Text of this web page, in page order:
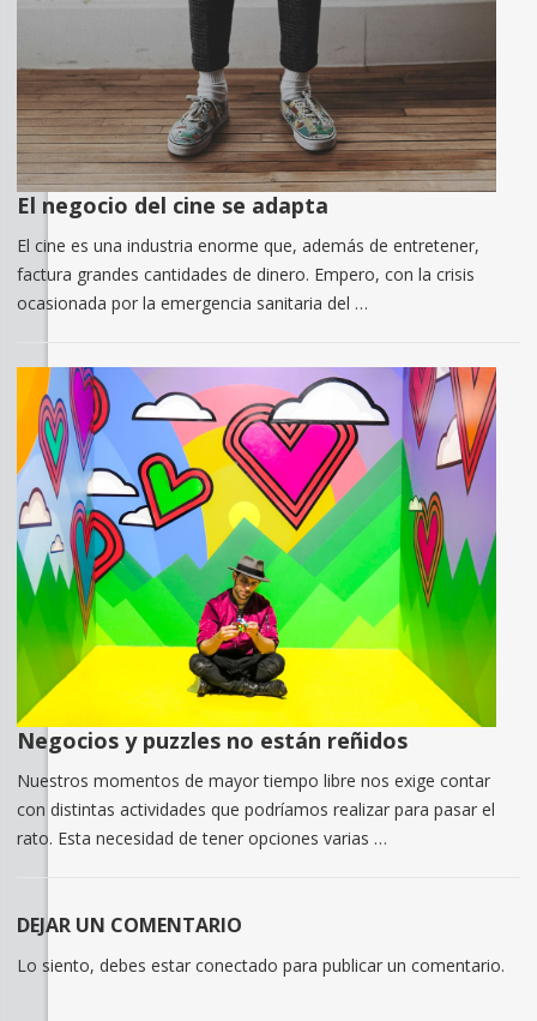
El negocio del cine se adapta
El cine es una industria enorme que, además de entretener,
factura grandes cantidades de dinero. Empero, con la crisis
ocasionada por la emergencia sanitaria del …
Negocios y puzzles no están reñidos
Nuestros momentos de mayor tiempo libre nos exige contar
con distintas actividades que podríamos realizar para pasar el
rato. Esta necesidad de tener opciones varias …
DEJAR UN COMENTARIO
Lo siento, debes estar conectado para publicar un comentario.